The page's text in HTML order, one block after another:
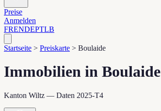
Preise
Anmelden
FRENDEPTLB
Startseite > Preiskarte > Boulaide
Immobilien in Boulaide
Kanton Wiltz — Daten 2025-T4